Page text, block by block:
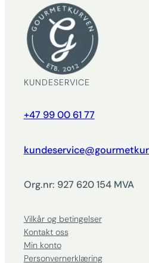
KUNDESERVICE
+47 99 00 61 77
Org.nr: 927 620 154 MVA
Vilkår og betingelser
Kontakt oss
Min konto
Personvernerklæring